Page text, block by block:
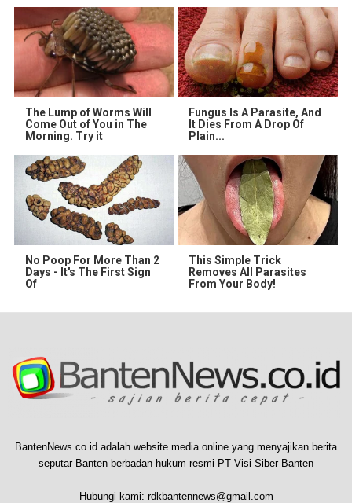
The Lump of Worms Will
Come Out of You in The
Morning. Try it
Fungus Is A Parasite, And
It Dies From A Drop Of
Plain...
No Poop For More Than 2
Days - It's The First Sign
Of
This Simple Trick
Removes All Parasites
From Your Body!
BantenNews.co.id adalah website media online yang menyajikan berita
seputar Banten berbadan hukum resmi PT Visi Siber Banten
Hubungi kami: rdkbantennews@gmail.com